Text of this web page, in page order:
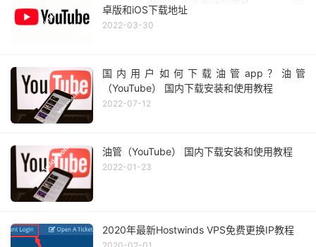
卓版和iOS下载地址
2022-03-30
国内用户如何下载油管app？油管
（YouTube） 国内下载安装和使用教程
2022-07-12
油管（YouTube） 国内下载安装和使用教程
2022-01-23
2020年最新Hostwinds VPS免费更换IP教程